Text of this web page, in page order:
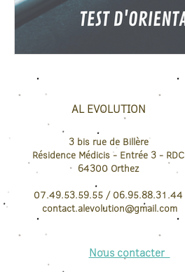
AL EVOLUTION
3 bis rue de Billère
Résidence Médicis - Entrée 3 - RDC
64300 Orthez
07.49.53.59.55 / 06.95.88.31.44
contact.alevolution@gmail.com
Nous contacter